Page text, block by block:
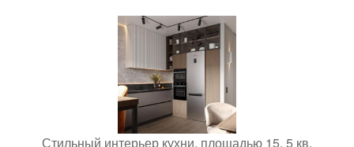
Стильный интерьер кухни, площадью 15, 5 кв.